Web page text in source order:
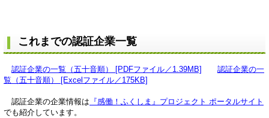
これまでの認証企業一覧
認証企業の一覧（五十音順） [PDFファイル／1.39MB]
認証企業の一
覧（五十音順） [Excelファイル／175KB]
認証企業の企業情報は 『感働！ふくしま』プロジェクト ポータルサイト
でも紹介しています。